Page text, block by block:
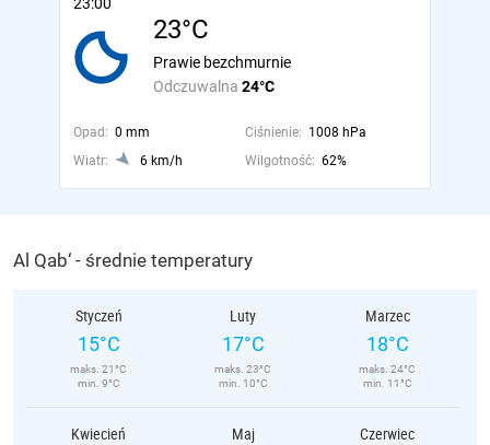
23°C
Odczuwalna 24°C
Prawie bezchmurnie
Opad: 0 mm Ciśnienie: 1008 hPa
Wiatr:
6 km/h Wilgotność: 62%
Al Qab‘ - średnie temperatury
Styczeń
15°C
maks. 21°C
min. 9°C
Luty
17°C
maks. 23°C
min. 10°C
Marzec
18°C
maks. 24°C
min. 11°C
Kwiecień Maj Czerwiec